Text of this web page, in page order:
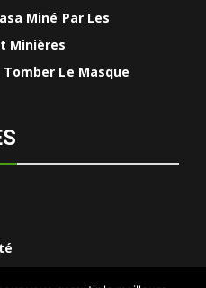
Miné Par Les
Minières
Le Masque